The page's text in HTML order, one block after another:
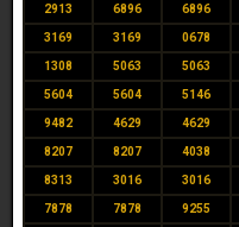
2913 6896 6896
3169 3169 0678
1308 5063 5063
5604 5604 5146
9482 4629 4629
8207 8207 4038
8313 3016 3016
7878 7878 9255